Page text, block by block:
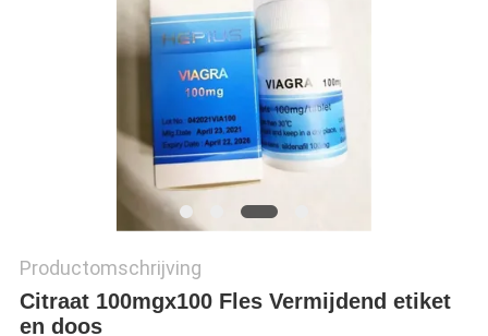
Productomschrijving
Citraat 100mgx100 Fles Vermijdend etiket
en doos